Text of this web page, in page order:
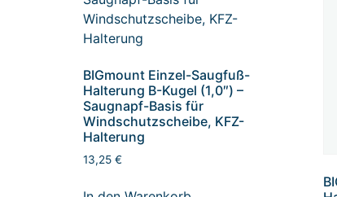
BIGmount Einzel-Saugfuß-
Halterung B-Kugel (1,0″) –
Saugnapf-Basis für
Windschutzscheibe, KFZ-
Halterung
13,25 €